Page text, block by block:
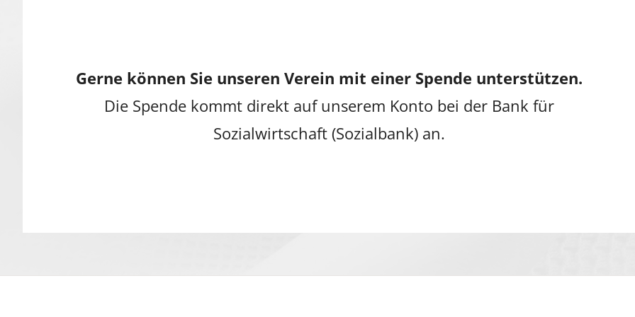
Gerne können Sie unseren Verein mit einer Spende unterstützen.
Die Spende kommt direkt auf unserem Konto bei der Bank für
Sozialwirtschaft (Sozialbank) an.